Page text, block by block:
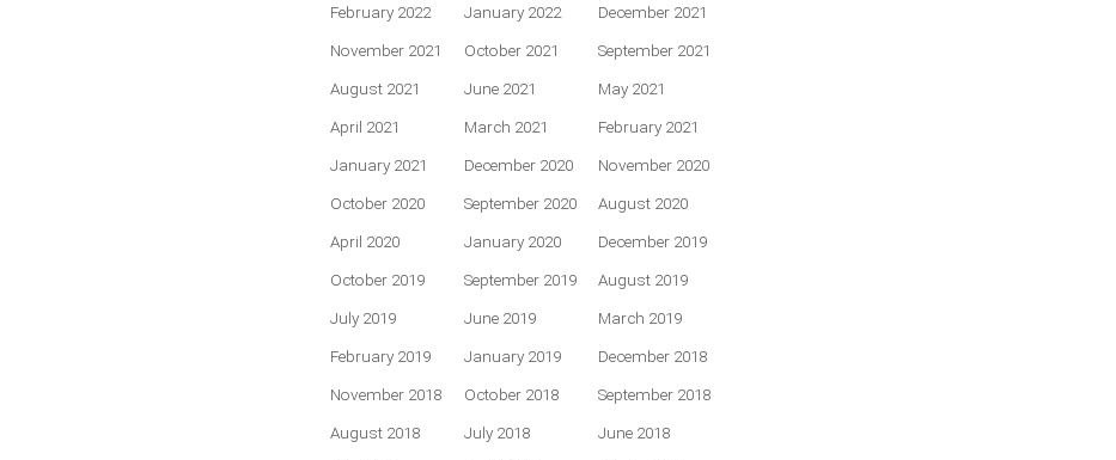
February 2022
January 2022
December 2021
November 2021
October 2021
September 2021
August 2021
June 2021
May 2021
April 2021
March 2021
February 2021
January 2021
December 2020
November 2020
October 2020
September 2020
August 2020
April 2020
January 2020
December 2019
October 2019
September 2019
August 2019
July 2019
June 2019
March 2019
February 2019
January 2019
December 2018
November 2018
October 2018
September 2018
August 2018
July 2018
June 2018